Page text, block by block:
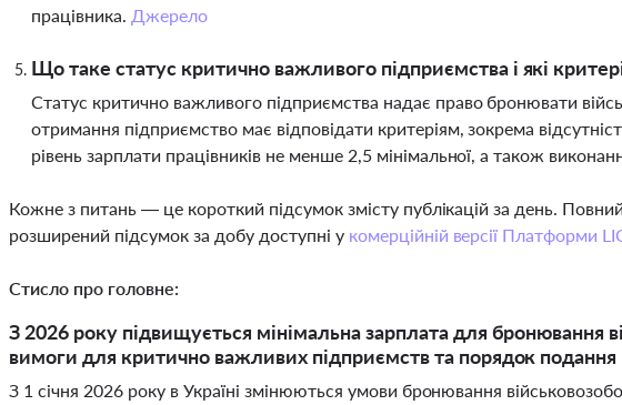
працівника. Джерело
Що таке статус критично важливого підприємства і які
Статус критично важливого підприємства надає право бронювати
отримання підприємство має відповідати критеріям, зокрема
рівень зарплати працівників не менше 2,5 мінімальної, а також
Кожне з питань — це короткий підсумок змісту публікацій за день.
розширений підсумок за добу доступні у комерційній версії Платформи
Стисло про головне:
З 2026 року підвищується мінімальна зарплата для бронювання
вимоги для критично важливих підприємств та порядок подання
З 1 січня 2026 року в Україні змінюються умови бронювання